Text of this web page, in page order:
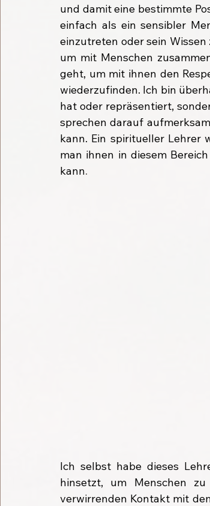
und damit eine bestimmte
einfach als ein sensibler
einzutreten oder sein
um mit Menschen
geht, um mit ihnen den
wiederzufinden. Ich bin
hat oder repräsentiert,
sprechen darauf
kann. Ein spiritueller Lehrer
man ihnen in diesem
kann.
Ich selbst habe dieses
hinsetzt, um Menschen
verwirrenden Kontakt mit